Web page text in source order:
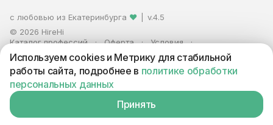
Вакансия находится в архиве
с любовью из Екатеринбурга ❤
v.4.5
© 2026 HireHi
Каталог профессий
Оферта
Условия
Персональные данные
Реклама
ИП Захаров Антон Алексеевич · ИНН 663005711880 · ОГРНИП
321665800059102
Используем cookies и Метрику для стабильной
работы сайта, подробнее в политике обработки
персональных данных
Принять